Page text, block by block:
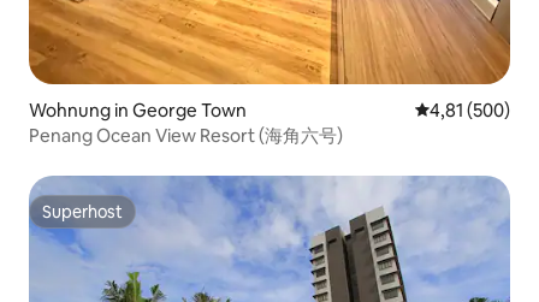
Wohnung in George Town
4,81 (500)
Penang Ocean View Resort (海角六号)
Superhost
Superhost